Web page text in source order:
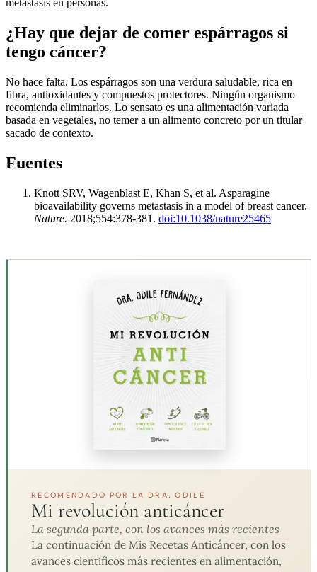
metástasis en personas.
¿Hay que dejar de comer espárragos si
tengo cáncer?
No hace falta. Los espárragos son una verdura saludable, rica en
fibra, antioxidantes y compuestos protectores. Ningún organismo
recomienda eliminarlos. Lo sensato es una alimentación variada
basada en vegetales, no temer a un alimento concreto por un titular
sacado de contexto.
Fuentes
Knott SRV, Wagenblast E, Khan S, et al. Asparagine
bioavailability governs metastasis in a model of breast cancer.
Nature. 2018;554:378-381. doi:10.1038/nature25465
RECOMENDADO POR LA DRA. ODILE
Mi revolución anticáncer
La segunda parte, con los avances más recientes
La continuación de Mis Recetas Anticáncer, con los
avances científicos más recientes en alimentación,